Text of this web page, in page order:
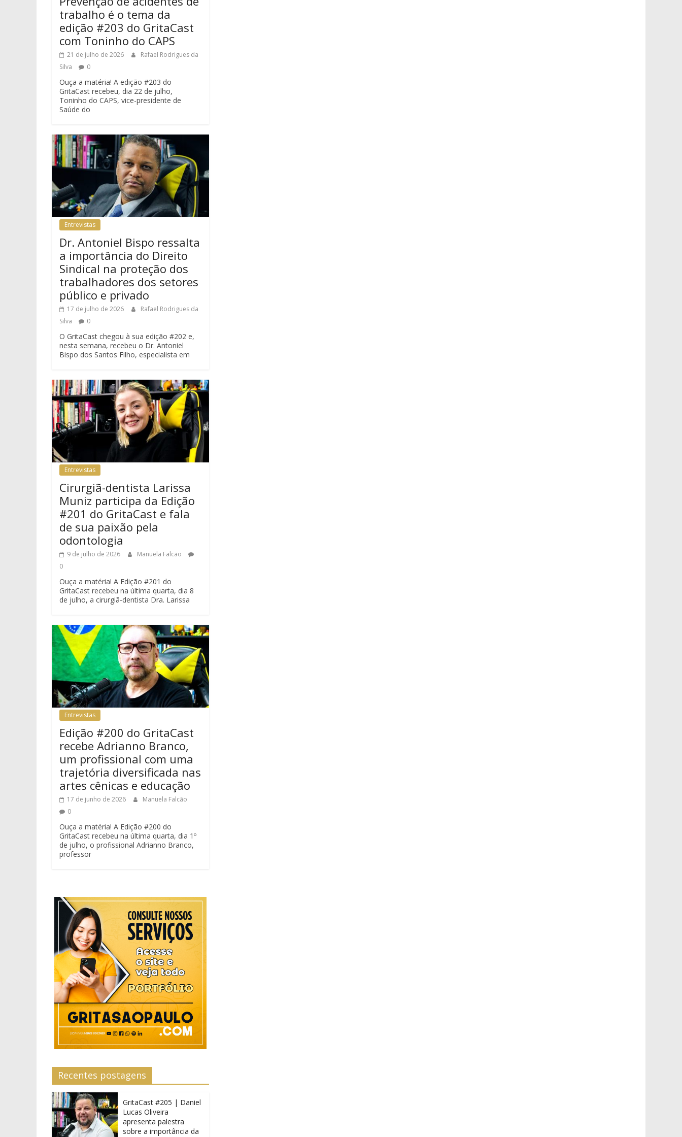
trabalho é o tema da
edição #203 do GritaCast
com Toninho do CAPS
21 de julho de 2026
Rafael Rodrigues da
Silva
0
Ouça a matéria! A edição #203 do
GritaCast recebeu, dia 22 de julho,
Toninho do CAPS, vice-presidente de
Saúde do
Entrevistas
Dr. Antoniel Bispo ressalta
a importância do Direito
Sindical na proteção dos
trabalhadores dos setores
público e privado
17 de julho de 2026
Rafael Rodrigues da
Silva
0
O GritaCast chegou à sua edição #202 e,
nesta semana, recebeu o Dr. Antoniel
Bispo dos Santos Filho, especialista em
Entrevistas
Cirurgiã-dentista Larissa
Muniz participa da Edição
#201 do GritaCast e fala
de sua paixão pela
odontologia
9 de julho de 2026
Manuela Falcão
0
Ouça a matéria! A Edição #201 do
GritaCast recebeu na última quarta, dia 8
de julho, a cirurgiã-dentista Dra. Larissa
Entrevistas
Edição #200 do GritaCast
recebe Adrianno Branco,
um profissional com uma
trajetória diversificada nas
artes cênicas e educação
17 de junho de 2026
Manuela Falcão
0
Ouça a matéria! A Edição #200 do
GritaCast recebeu na última quarta, dia 1º
de julho, o profissional Adrianno Branco,
professor
Recentes postagens
GritaCast #205 | Daniel
Lucas Oliveira
apresenta palestra
sobre a importância da